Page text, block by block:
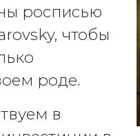
росписью
чтобы
роде.
в